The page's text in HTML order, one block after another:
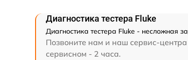
Диагностика тестера Fluke
Диагностика тестера Fluke - несложная
Позвоните нам и наш сервис-центра
сервисном - 2 часа.